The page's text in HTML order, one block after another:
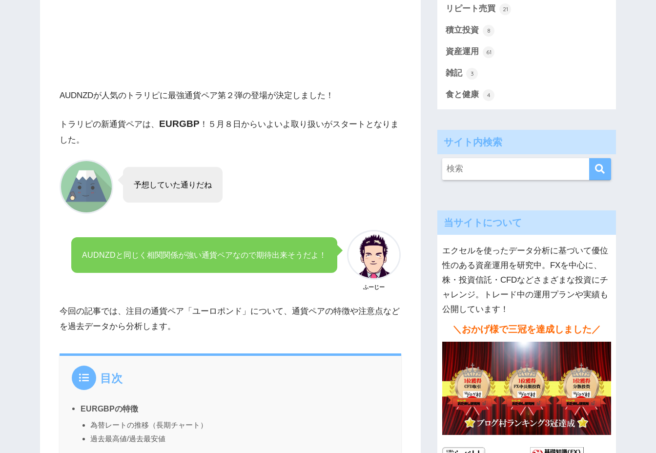
AUDNZDが人気のトラリピに最強通貨ペア第２弾の登場が決定しました！
トラリピの新通貨ペアは、 EURGBP ！５月８日からいよいよ取り扱いがスタートとなりま
した。
予想していた通りだね
AUDNZDと同じく相関関係が強い通貨ペアなので期待出来そうだよ！
ふーじー
今回の記事では、注目の通貨ペア「ユーロポンド」について、通貨ペアの特徴や注意点など
を過去データから分析します。
目次
EURGBPの特徴
為替レートの推移（長期チャート）
過去最高値/過去最安値
リピート売買 21
積立投資 8
資産運用 61
雑記 3
食と健康 4
サイト内検索
当サイトについて
エクセルを使ったデータ分析に基づいて優位
性のある資産運用を研究中。FXを中心に、
株・投資信託・CFDなどさまざまな投資にチ
ャレンジ。トレード中の運用プランや実績も
公開しています！
＼おかげ様で三冠を達成しました／